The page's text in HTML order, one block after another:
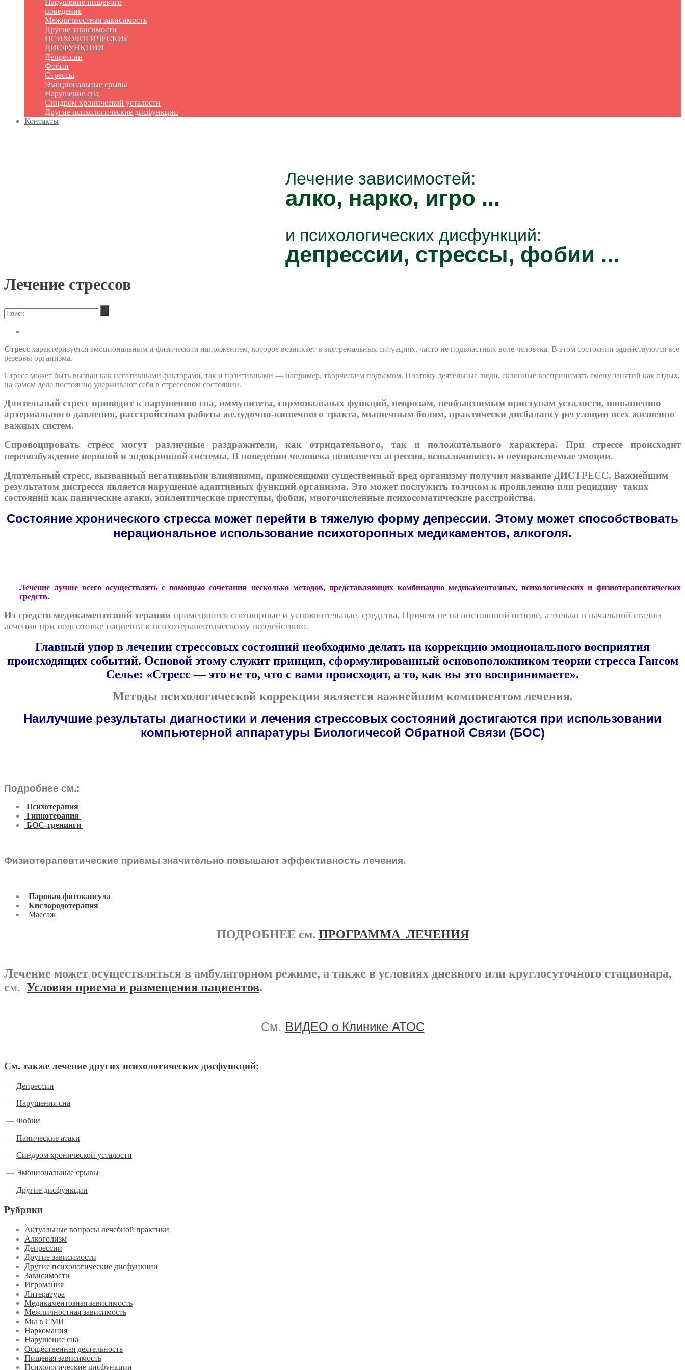
поведения
Межличностная зависимость
Другие зависимости
ПСИХОЛОГИЧЕСКИЕ
ДИСФУНКЦИИ
Депрессии
Фобии
Стрессы
Эмоциональные срывы
Нарушение сна
Синдром хронической усталости
Другие психологические дисфункции
Контакты
Лечение зависимостей:
алко, нарко, игро ...
и психологических дисфункций:
депрессии, стрессы, фобии ...
Лечение стрессов
Cтресс характеризуется эмоциональным и физическим напряжением, которое возникает в экстремальных ситуациях, часто не подвластных воле человека. В этом состоянии задействуются все
резервы организма.
Стресс может быть вызван как негативными факторами, так и позитивными — например, творческим подъемом. Поэтому деятельные люди, склонные воспринимать смену занятий как отдых,
на самом деле постоянно удерживают себя в стрессовом состоянии.
Длительный стресс приводит к нарушению сна, иммунитета, гормональных функций, неврозам, необъяснимым приступам усталости, повышению
артериального давления, расстройствам работы желудочно-кишечного тракта, мышечным болям, практически дисбалансу регуляции всех жизненно
важных систем.
Спровоцировать стресс могут различные раздражители, как отрицательного, так и положительного характера. При стрессе происходит
перевозбуждение нервной и эндокринной системы. В поведении человека появляется агрессия, вспыльчивость и неуправляемые эмоции.
Длительный стресс, вызванный негативными влияниями, приносящими существенный вред организму получил название ДИСТРЕСС. Важнейшим
результатом дистресса является нарушение адаптивных функций организма. Это может послужить толчком к проявлению или рецидиву таких
состояний как панические атаки, эпилептические приступы, фобии, многочисленные психосоматические расстройства.
Состояние хронического стресса может перейти в тяжелую форму депрессии. Этому может способствовать
нерациональное использование психоторопных медикаментов, алкоголя.
Лечение лучше всего осуществлять с помощью сочетания несколько методов, представляющих комбинацию медикаментозных, психологических и физиотерапевтических
средств.
Из средств медикаментозной терапии применяются снотворные и успокоительные. средства. Причем не на постоянной основе, а только в начальной стадии
лечения при подготовке пациента к психотерапевтическому воздействию.
Главный упор в лечении стрессовых состояний необходимо делать на коррекцию эмоционального восприятия
происходящих событий. Основой этому служит принцип, сформулированный основоположником теории стресса Гансом
Селье: «Стресс — это не то, что с вами происходит, а то, как вы это воспринимаете».
Методы психологической коррекции является важнейшим компонентом лечения.
Наилучшие результаты диагностики и лечения стрессовых состояний достигаются при использовании
компьютерной аппаратуры Биологичесой Обратной Связи (БОС)
Подробнее см.:
Психотерапия
Гипнотерапия
БОС-тренинги
Физиотерапевтические приемы значительно повышают эффективность лечения.
Паровая фитокапсула
Кислородотерапия
Массаж
ПОДРОБНЕЕ см. ПРОГРАММА ЛЕЧЕНИЯ
Лечение может осуществляться в амбулаторном режиме, а также в условиях дневного или круглосуточного стационара,
см. Условия приема и размещения пациентов.
См. ВИДЕО о Клинике АТОС
См. также лечение других психологических дисфункций:
— Депрессии
— Нарушения сна
— Фобии
— Панические атаки
— Синдром хронической усталости
— Эмоциональные срывы
— Другие дисфункции
Рубрики
Актуальные вопросы лечебной практики
Алкоголизм
Депрессии
Другие зависимости
Другие психологические дисфункции
Зависимости
Игромания
Литература
Медикаментозная зависимость
Межличностная зависимость
Мы в СМИ
Наркомания
Нарушение сна
Общественная деятельность
Пищевая зависимость
Психологические дисфункции